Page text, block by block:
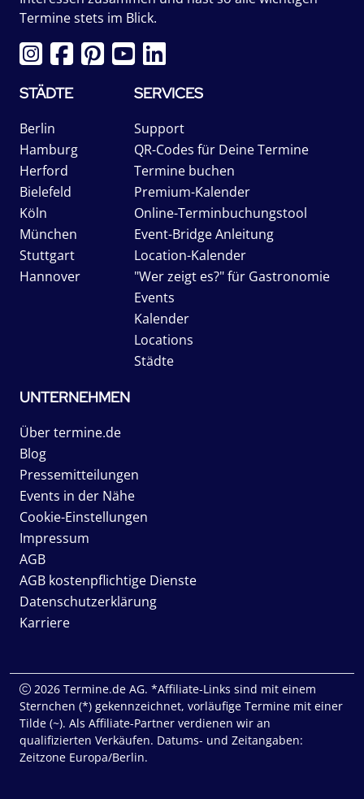
Termine stets im Blick.
STÄDTE
Berlin
Hamburg
Herford
Bielefeld
Köln
München
Stuttgart
Hannover
SERVICES
Support
QR-Codes für Deine Termine
Termine buchen
Premium-Kalender
Online-Terminbuchungstool
Event-Bridge Anleitung
Location-Kalender
"Wer zeigt es?" für Gastronomie
Events
Kalender
Locations
Städte
UNTERNEHMEN
Über termine.de
Blog
Pressemitteilungen
Events in der Nähe
Cookie-Einstellungen
Impressum
AGB
AGB kostenpflichtige Dienste
Datenschutzerklärung
Karriere
2026 Termine.de AG. *Affiliate-Links sind mit einem
Sternchen (*) gekennzeichnet, vorläufige Termine mit einer
Tilde (~). Als Affiliate-Partner verdienen wir an
qualifizierten Verkäufen. Datums- und Zeitangaben:
Zeitzone Europa/Berlin.